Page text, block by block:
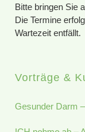
Bitte bringen Sie
Die Termine
Wartezeit entfällt.
Vorträge &
Gesunder Darm